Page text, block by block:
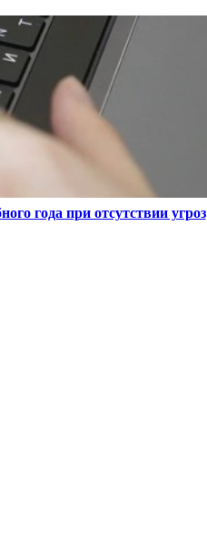
года при отсутствии угроз